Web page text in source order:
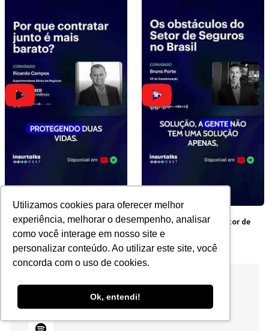
Utilizamos cookies para oferecer melhor
experiência, melhorar o desempenho, analisar
como você interage em nosso site e
personalizar conteúdo. Ao utilizar este site, você
concorda com o uso de cookies.
Ok, entendi!
Por que contratar junto é
mais barato?
Os obstáculos do Setor de
Seguros no Brasil